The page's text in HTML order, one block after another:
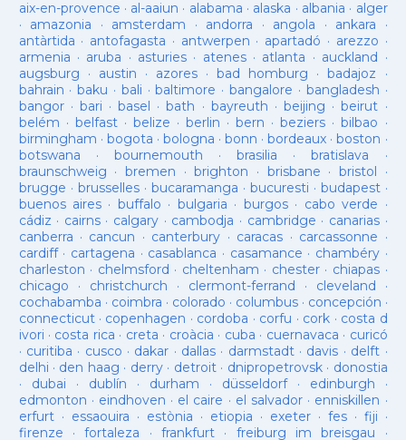
aix-en-provence · al-aaiun · alabama · alaska · albania · alger
· amazonia · amsterdam · andorra · angola · ankara ·
antàrtida · antofagasta · antwerpen · apartadó · arezzo ·
armenia · aruba · asturies· atenes· atlanta · auckland ·
augsburg · austin · azores·bad homburg ·badajoz ·
bahrain ·baku · bali ·baltimore ·bangalore · bangladesh ·
bangor· bari ·basel ·bath · bayreuth ·beijing ·beirut ·
belém · belfast· belize · berlin ·bern ·beziers ·bilbao ·
birmingham · bogota · bologna ·bonn ·bordeaux ·boston ·
botswana · bournemouth ·brasilia ·bratislava ·
braunschweig · bremen ·brighton · brisbane · bristol ·
brugge · brusselles· bucaramanga · bucuresti · budapest·
buenos aires· buffalo · bulgaria · burgos· cabo verde ·
cádiz · cairns· calgary · cambodja · cambridge · canarias·
canberra · cancun · canterbury · caracas · carcassonne ·
cardiff· cartagena · casablanca · casamance · chambéry·
charleston · chelmsford · cheltenham · chester· chiapas ·
chicago · christchurch · clermont-ferrand · cleveland ·
cochabamba · coimbra · colorado · columbus· concepción ·
connecticut· copenhagen · cordoba · corfu · cork · costa d
ivori · costa rica · creta · croàcia · cuba · cuernavaca · curicó
· curitiba · cusco · dakar · dallas · darmstadt· davis · delft ·
delhi · den haag · derry· detroit· dnipropetrovsk· donostia
· dubai · dublín · durham · düsseldorf· edinburgh ·
edmonton · eindhoven · el caire · el salvador · enniskillen ·
erfurt· essaouira · estònia · etiopia · exeter· fes· fiji ·
firenze ·fortaleza · frankfurt· freiburg im breisgau ·